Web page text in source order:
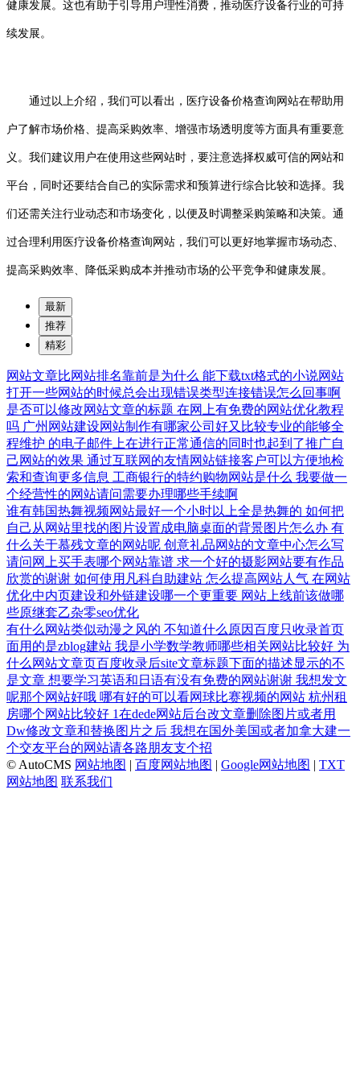
健康发展。这也有助于引导用户理性消费，推动医疗设备行业的可持
续发展。
通过以上介绍，我们可以看出，医疗设备价格查询网站在帮助用
户了解市场价格、提高采购效率、增强市场透明度等方面具有重要意
义。我们建议用户在使用这些网站时，要注意选择权威可信的网站和
平台，同时还要结合自己的实际需求和预算进行综合比较和选择。我
们还需关注行业动态和市场变化，以便及时调整采购策略和决策。通
过合理利用医疗设备价格查询网站，我们可以更好地掌握市场动态、
提高采购效率、降低采购成本并推动市场的公平竞争和健康发展。
最新
推荐
精彩
网站文章比网站排名靠前是为什么 能下载txt格式的小说网站
打开一些网站的时候总会出现错误类型连接错误怎么回事啊
是否可以修改网站文章的标题 在网上有免费的网站优化教程
吗 广州网站建设网站制作有哪家公司好又比较专业的能够全
程维护 的电子邮件上在进行正常通信的同时也起到了推广自
己网站的效果 通过互联网的友情网站链接客户可以方便地检
索和查询更多信息 工商银行的特约购物网站是什么 我要做一
个经营性的网站请问需要办理哪些手续啊
谁有韩国热舞视频网站最好一个小时以上全是热舞的 如何把
自己从网站里找的图片设置成电脑桌面的背景图片怎么办 有
什么关于慕残文章的网站呢 创意礼品网站的文章中心怎么写
请问网上买手表哪个网站靠谱 求一个好的摄影网站要有作品
欣赏的谢谢 如何使用凡科自助建站 怎么提高网站人气 在网站
优化中内页建设和外链建设哪一个更重要 网站上线前该做哪
些原继套乙杂零seo优化
有什么网站类似动漫之风的 不知道什么原因百度只收录首页
面用的是zblog建站 我是小学数学教师哪些相关网站比较好 为
什么网站文章页百度收录后site文章标题下面的描述显示的不
是文章 想要学习英语和日语有没有免费的网站谢谢 我想发文
呢那个网站好哦 哪有好的可以看网球比赛视频的网站 杭州租
房哪个网站比较好 1在dede网站后台改文章删除图片或者用
Dw修改文章和替换图片之后 我想在国外美国或者加拿大建一
个交友平台的网站请各路朋友支个招
© AutoCMS 网站地图 | 百度网站地图 | Google网站地图 | TXT
网站地图 联系我们